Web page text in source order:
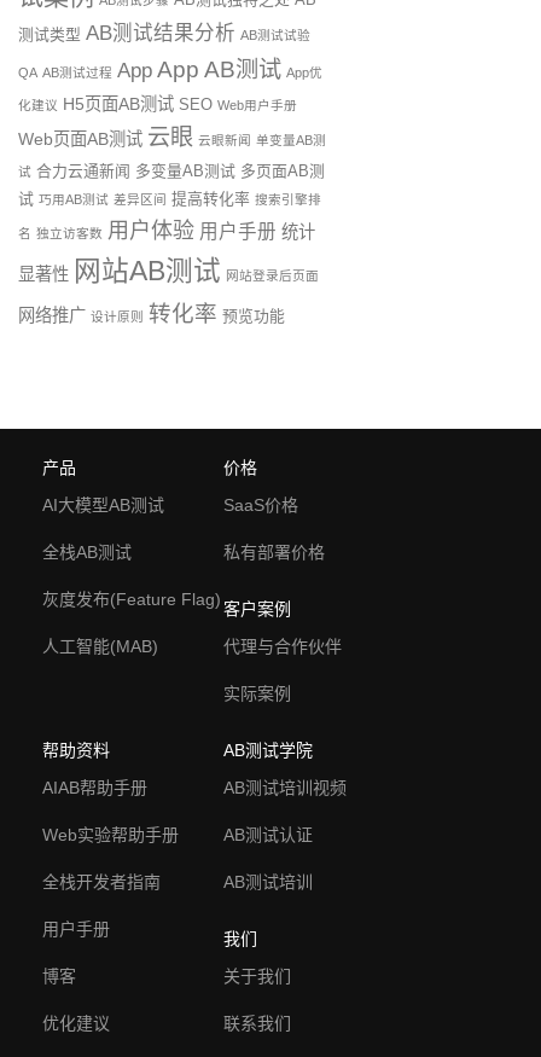
测试类型 AB测试结果分析 AB测试试验
QA AB测试过程 App App AB测试 App优
化建议 H5页面AB测试 SEO Web用户手册
Web页面AB测试 云眼 云眼新闻 单变量AB测
试 合力云通新闻 多变量AB测试 多页面AB测
试 巧用AB测试 差异区间 提高转化率 搜索引擎排
名 独立访客数 用户体验 用户手册 统计
显著性 网站AB测试 网站登录后页面
网络推广 设计原则 转化率 预览功能
产品
AI大模型AB测试
全栈AB测试
灰度发布(Feature Flag)
人工智能(MAB)
价格
SaaS价格
私有部署价格
客户案例
代理与合作伙伴
实际案例
帮助资料
AIAB帮助手册
Web实验帮助手册
全栈开发者指南
用户手册
博客
优化建议
AB测试学院
AB测试培训视频
AB测试认证
AB测试培训
我们
关于我们
联系我们